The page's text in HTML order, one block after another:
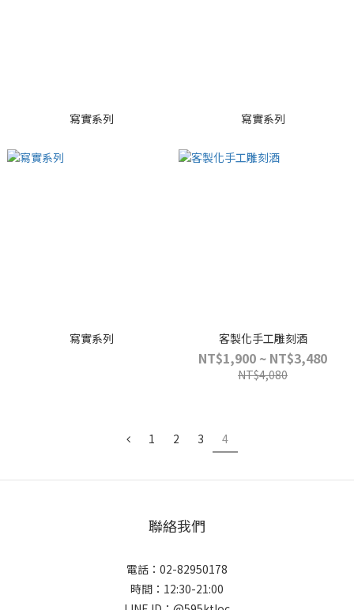
寫實系列 寫實系列
寫實系列 客製化手工雕刻酒
NT$1,900 ~ NT$3,480
NT$4,080
1 2 3 4
聯絡我們
電話：02-82950178
時間：12:30-21:00